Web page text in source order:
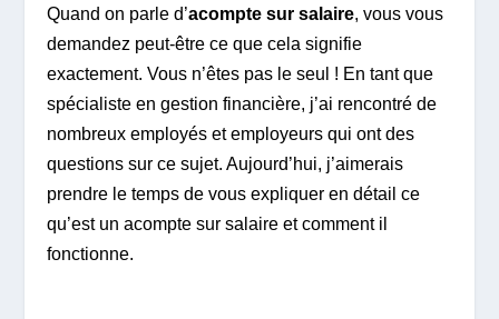
Quand on parle d’acompte sur salaire, vous vous
demandez peut-être ce que cela signifie
exactement. Vous n’êtes pas le seul ! En tant que
spécialiste en gestion financière, j’ai rencontré de
nombreux employés et employeurs qui ont des
questions sur ce sujet. Aujourd’hui, j’aimerais
prendre le temps de vous expliquer en détail ce
qu’est un acompte sur salaire et comment il
fonctionne.